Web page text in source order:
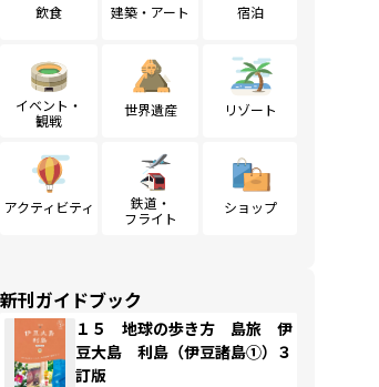
飲食 建築・アート 宿泊
イベント・
観戦
世界遺産 リゾート
アクティビティ
鉄道・
フライト
ショップ
新刊ガイドブック
１５ 地球の歩き方 島旅 伊
豆大島 利島（伊豆諸島①）３
訂版